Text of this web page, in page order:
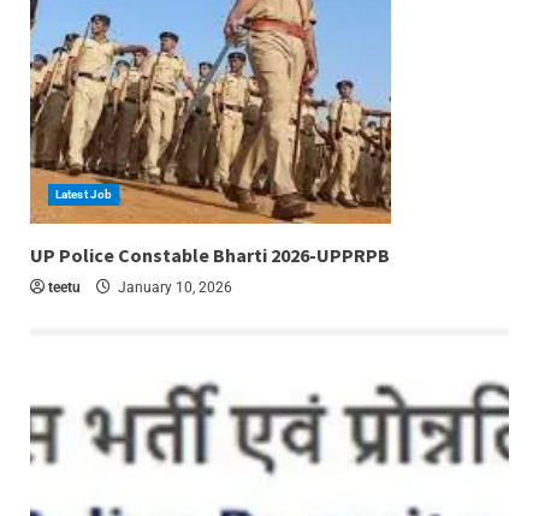
Latest Job
UP Police Constable Bharti 2026-UPPRPB
teetu January 10, 2026